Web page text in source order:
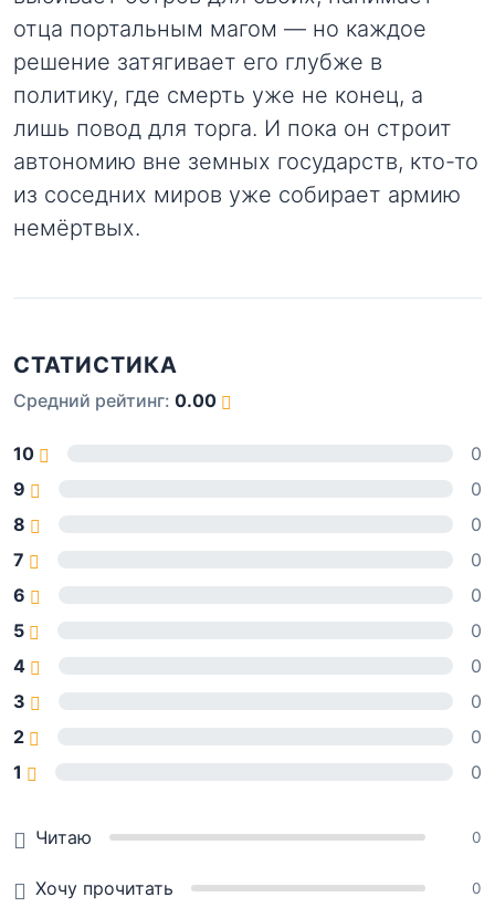
отца портальным магом — но каждое
решение затягивает его глубже в
политику, где смерть уже не конец, а
лишь повод для торга. И пока он строит
автономию вне земных государств, кто-то
из соседних миров уже собирает армию
немёртвых.
СТАТИСТИКА
Средний рейтинг: 0.00
10
0
9
0
8
0
7
0
6
0
5
0
4
0
3
0
2
0
1
0
Читаю 0
Хочу прочитать 0